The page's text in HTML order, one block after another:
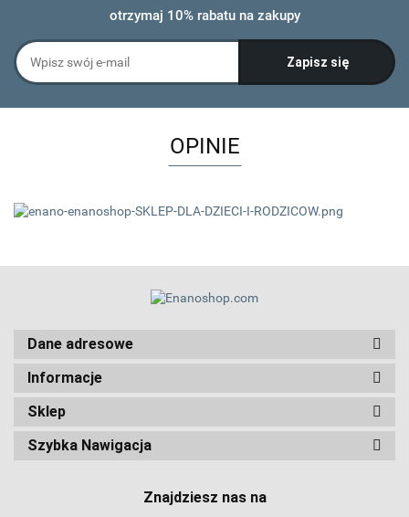
otrzymaj 10% rabatu na zakupy
OPINIE
Dane adresowe
Informacje
Sklep
Szybka Nawigacja
Znajdziesz nas na